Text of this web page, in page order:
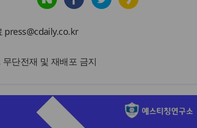
press@cdaily.co.kr
단전재 및 재배포 금지